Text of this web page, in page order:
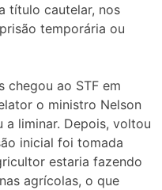
título cautelar, nos
temporária ou
chegou ao STF em
o ministro Nelson
a liminar. Depois, voltou
inicial foi tomada
estaria fazendo
agrícolas, o que